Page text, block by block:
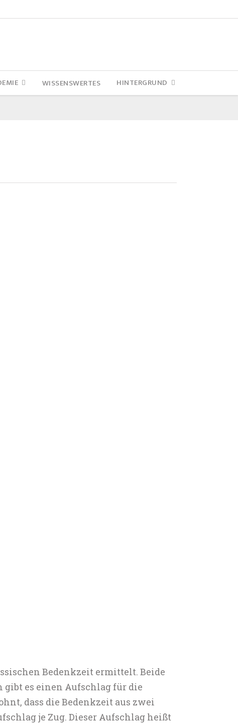
WISSENSWERTES HINTERGRUND
Bedenkzeit ermittelt. Beide
es einen Aufschlag für die
dass die Bedenkzeit aus zwei
je Zug. Dieser Aufschlag heißt